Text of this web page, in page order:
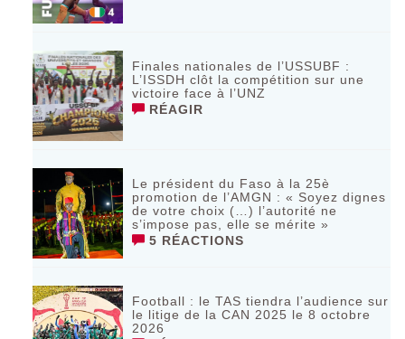
Finales nationales de l’USSUBF :
L’ISSDH clôt la compétition sur une
victoire face à l’UNZ
RÉAGIR
Le président du Faso à la 25è
promotion de l’AMGN : « Soyez dignes
de votre choix (…) l’autorité ne
s’impose pas, elle se mérite »
5 RÉACTIONS
Football : le TAS tiendra l’audience sur
le litige de la CAN 2025 le 8 octobre
2026